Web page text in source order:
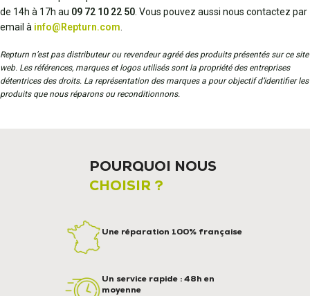
de 14h à 17h au 09 72 10 22 50 . Vous pouvez aussi nous contactez par
email à info@Repturn.com
Repturn n’est pas distributeur ou revendeur agréé des produits présentés sur ce site
web. Les références, marques et logos utilisés sont la propriété des entreprises
détentrices des droits. La représentation des marques a pour objectif d’identifier les
produits que nous réparons ou reconditionnons.
POURQUOI NOUS
CHOISIR ?
Une réparation 100% française
Un service rapide : 48h en
moyenne